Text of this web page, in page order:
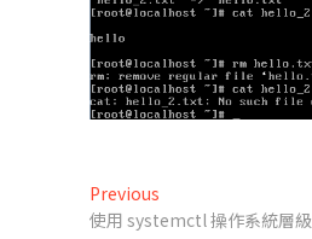
文
Previous
post:
使用 systemctl 操作系統層級